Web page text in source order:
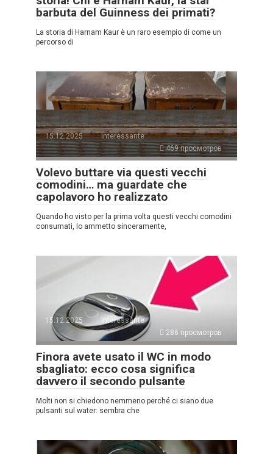
barbuta del Guinness dei primati?
La storia di Harnam Kaur è un raro esempio di come un
percorso di
15.12.2025
Interessante
469 просмотров
Volevo buttare via questi vecchi
comodini… ma guardate che
capolavoro ho realizzato
Quando ho visto per la prima volta questi vecchi comodini
consumati, lo ammetto sinceramente,
15.12.2025
Interessante
286 просмотров
Finora avete usato il WC in modo
sbagliato: ecco cosa significa
davvero il secondo pulsante
Molti non si chiedono nemmeno perché ci siano due
pulsanti sul water: sembra che